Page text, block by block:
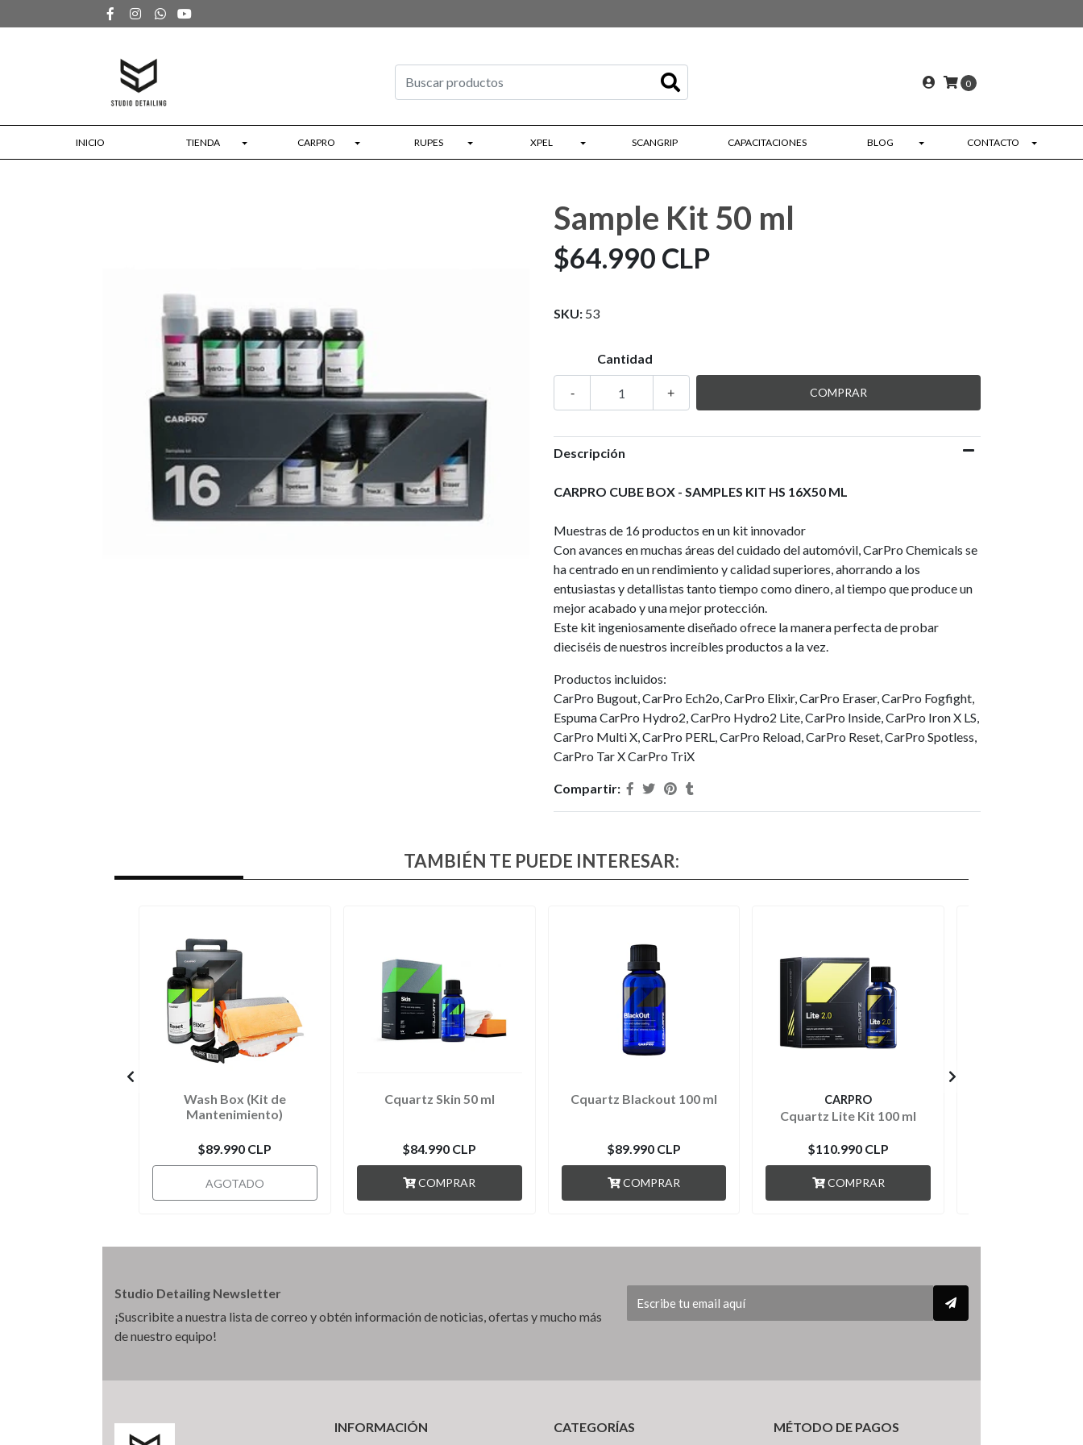
0
INICIO TIENDA CARPRO RUPES XPEL SCANGRIP CAPACITACIONES BLOG CONTACTO
Sample Kit 50 ml
$64.990 CLP
SKU: 53
Cantidad
+
-
Descripción
CARPRO CUBE BOX - SAMPLES KIT HS 16X50 ML
Muestras de 16 productos en un kit innovador
Con avances en muchas áreas del cuidado del automóvil, CarPro Chemicals se
ha centrado en un rendimiento y calidad superiores, ahorrando a los
entusiastas y detallistas tanto tiempo como dinero, al tiempo que produce un
mejor acabado y una mejor protección.
Este kit ingeniosamente diseñado ofrece la manera perfecta de probar
dieciséis de nuestros increíbles productos a la vez.
Productos incluidos:
CarPro Bugout, CarPro Ech2o, CarPro Elixir, CarPro Eraser, CarPro Fogfight,
Espuma CarPro Hydro2, CarPro Hydro2 Lite, CarPro Inside, CarPro Iron X LS,
CarPro Multi X, CarPro PERL, CarPro Reload, CarPro Reset, CarPro Spotless,
CarPro Tar X CarPro TriX
Compartir:
TAMBIÉN TE PUEDE INTERESAR:
Wash Box (Kit de
Mantenimiento)
$89.990 CLP
AGOTADO
Cquartz Skin 50 ml
$84.990 CLP
COMPRAR
Cquartz Blackout 100 ml
$89.990 CLP
COMPRAR
CARPRO
Cquartz Lite Kit 100 ml
$110.990 CLP
COMPRAR
Studio Detailing Newsletter
¡Suscribite a nuestra lista de correo y obtén información de noticias, ofertas y mucho más
de nuestro equipo!
INFORMACIÓN CATEGORÍAS MÉTODO DE PAGOS